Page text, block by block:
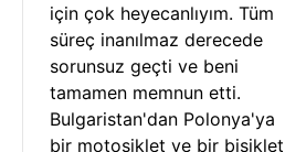
için çok heyecanlıyım. Tüm
süreç inanılmaz derecede
sorunsuz geçti ve beni
tamamen memnun etti.
Bulgaristan'dan Polonya'ya
bir motosiklet ve bir bisiklet